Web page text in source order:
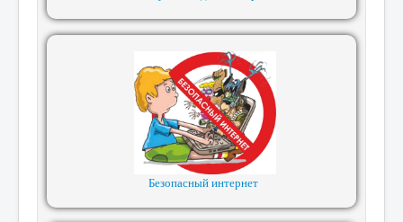
Безопасный интернет